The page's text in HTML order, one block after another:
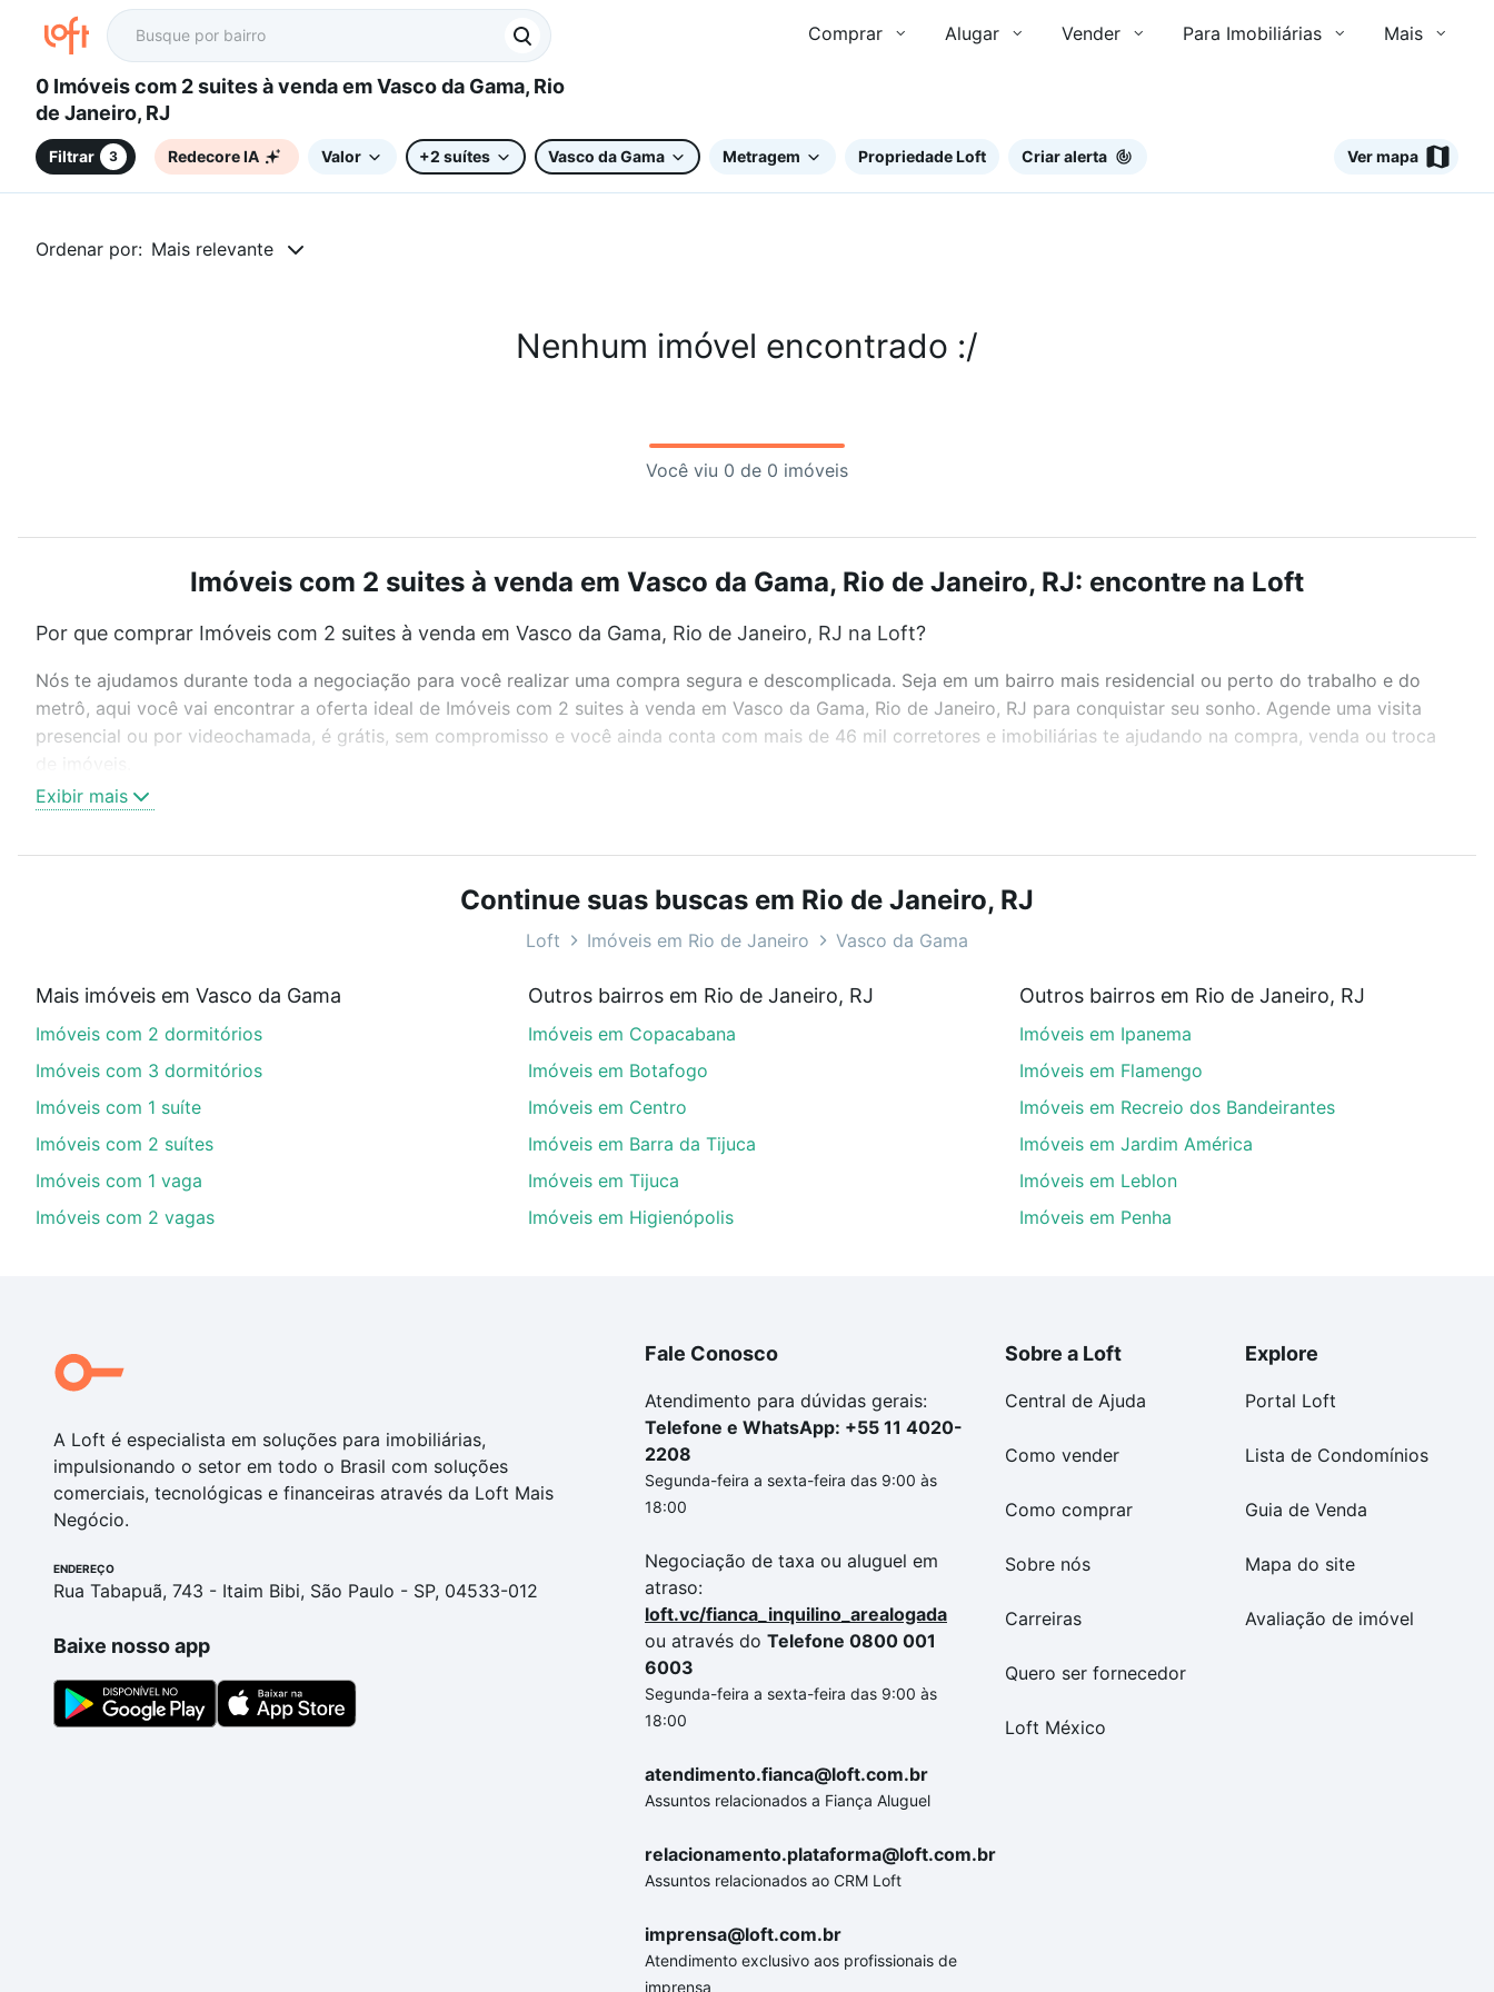
Comprar Alugar Vender Para Imobiliárias Mais
0 Imóveis com 2 suites à venda em Vasco da Gama, Rio
de Janeiro, RJ
Filtrar 3 Redecore IA Valor +2 suítes Vasco da Gama Metragem Propriedade Loft Criar alerta Ver mapa
Ordenar por: Mais relevante
Nenhum imóvel encontrado :/
Você viu 0 de 0 imóveis
Imóveis com 2 suites à venda em Vasco da Gama, Rio de Janeiro, RJ: encontre na Loft
Por que comprar Imóveis com 2 suites à venda em Vasco da Gama, Rio de Janeiro, RJ na Loft?
Nós te ajudamos durante toda a negociação para você realizar uma compra segura e descomplicada. Seja em um bairro mais residencial ou perto do trabalho e do
metrô, aqui você vai encontrar a oferta ideal de Imóveis com 2 suites à venda em Vasco da Gama, Rio de Janeiro, RJ para conquistar seu sonho. Agende uma visita
presencial ou por videochamada, é grátis, sem compromisso e você ainda conta com mais de 46 mil corretores e imobiliárias te ajudando na compra, venda ou troca
Como escolher um imóvel?
Use barra de busca no topo para pesquisar por ruas, bairros e até condomínios favoritos. Você também pode usar os filtros como quantidade de quartos, suítes, com
ou sem vaga de garagem para combinar perfeitamente com o preço, metragem e comodidades, como piscina, academia, salão de festas ou área verde e encontrar
Imóveis com 2 suites à venda em Vasco da Gama, Rio de Janeiro, RJ ideal para você na Loft.
Aqui na Loft temos a oferta ideal para você, com Imóveis com 2 suites à venda em Vasco da Gama, Rio de Janeiro, RJ que custam a partir de R$ 0 e com nossas
opções de financiamento imobiliário as parcelas podem se adequar ao seu orçamento. Se ainda tem alguma dúvida dos custos envolvidos no processo de compra,
veja em nosso portal quanto custa comprar um apartamento e conte com a gente para comprar o imóvel dos seus sonhos com segurança e conforto. Loft, com você
Exibir mais
Continue suas buscas em Rio de Janeiro, RJ
Loft Imóveis em Rio de Janeiro Vasco da Gama
Mais imóveis em Vasco da Gama
Imóveis com 2 dormitórios
Imóveis com 3 dormitórios
Imóveis com 1 suíte
Imóveis com 2 suítes
Imóveis com 1 vaga
Imóveis com 2 vagas
Outros bairros em Rio de Janeiro, RJ
Imóveis em Copacabana
Imóveis em Botafogo
Imóveis em Centro
Imóveis em Barra da Tijuca
Imóveis em Tijuca
Imóveis em Higienópolis
Outros bairros em Rio de Janeiro, RJ
Imóveis em Ipanema
Imóveis em Flamengo
Imóveis em Recreio dos Bandeirantes
Imóveis em Jardim América
Imóveis em Leblon
Imóveis em Penha
A Loft é especialista em soluções para imobiliárias,
impulsionando o setor em todo o Brasil com soluções
comerciais, tecnológicas e financeiras através da Loft Mais
Negócio.
ENDEREÇO
Rua Tabapuã, 743 - Itaim Bibi, São Paulo - SP, 04533-012
Baixe nosso app
Fale Conosco
Atendimento para dúvidas gerais:
Telefone e WhatsApp: +55 11 4020-
2208
Segunda-feira a sexta-feira das 9:00 às
18:00
Negociação de taxa ou aluguel em
atraso:
loft.vc/fianca_inquilino_arealogada
ou através do Telefone 0800 001
6003
Segunda-feira a sexta-feira das 9:00 às
18:00
atendimento.fianca@loft.com.br
Assuntos relacionados a Fiança Aluguel
relacionamento.plataforma@loft.com.br
Assuntos relacionados ao CRM Loft
imprensa@loft.com.br
Atendimento exclusivo aos profissionais de
imprensa
Sobre a Loft
Central de Ajuda
Como vender
Como comprar
Sobre nós
Carreiras
Quero ser fornecedor
Loft México
Explore
Portal Loft
Lista de Condomínios
Guia de Venda
Mapa do site
Avaliação de imóvel